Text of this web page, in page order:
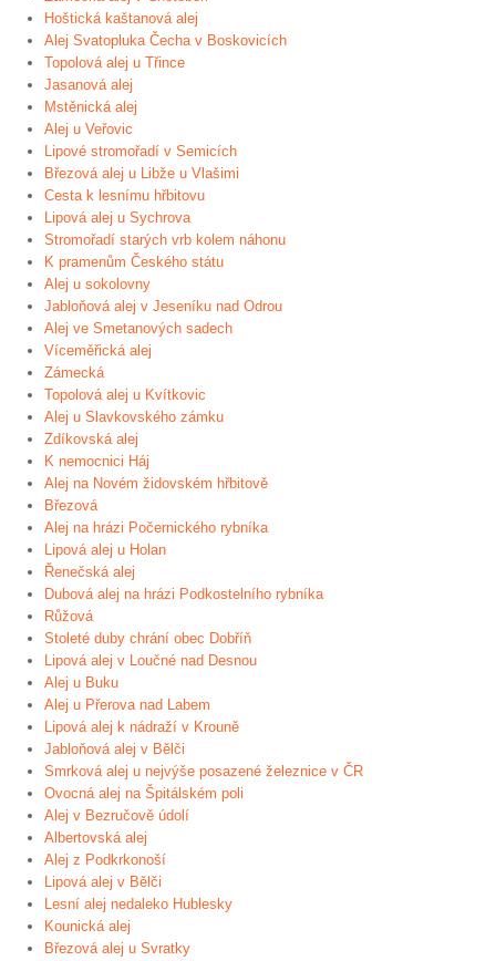
Hoštická kaštanová alej
Alej Svatopluka Čecha v Boskovicích
Topolová alej u Třince
Jasanová alej
Mstěnická alej
Alej u Veřovic
Lipové stromořadí v Semicích
Březová alej u Libže u Vlašimi
Cesta k lesnímu hřbitovu
Lipová alej u Sychrova
Stromořadí starých vrb kolem náhonu
K pramenům Českého státu
Alej u sokolovny
Jabloňová alej v Jeseníku nad Odrou
Alej ve Smetanových sadech
Víceměřická alej
Zámecká
Topolová alej u Kvítkovic
Alej u Slavkovského zámku
Zdíkovská alej
K nemocnici Háj
Alej na Novém židovském hřbitově
Březová
Alej na hrázi Počernického rybníka
Lipová alej u Holan
Řenečská alej
Dubová alej na hrázi Podkostelního rybníka
Růžová
Stoleté duby chrání obec Dobříň
Lipová alej v Loučné nad Desnou
Alej u Buku
Alej u Přerova nad Labem
Lipová alej k nádraží v Krouně
Jabloňová alej v Bělči
Smrková alej u nejvýše posazené železnice v ČR
Ovocná alej na Špitálském poli
Alej v Bezručově údolí
Albertovská alej
Alej z Podkrkonoší
Lipová alej v Bělči
Lesní alej nedaleko Hublesky
Kounická alej
Březová alej u Svratky